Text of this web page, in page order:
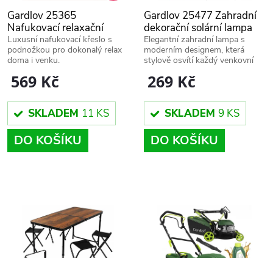
p
r
o
d
u
p
r
o
d
u
Gardlov 25365
Nafukovací relaxační
křeslo s podnožkou,
černohnědé
569 Kč
SKLADEM 11 KS
DO KOŠÍKU
Luxusní nafukovací křeslo s
podnožkou pro dokonalý relax
doma i venku.
Gardlov 25477 Zahradní
dekorační solární lampa
pampeliška
269 Kč
SKLADEM 9 KS
DO KOŠÍKU
Elegantní zahradní lampa s
moderním designem, která
stylově osvítí každý venkovní